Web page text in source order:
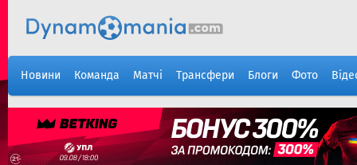
Новини Команда Матчі Трансфери Блоги Фото